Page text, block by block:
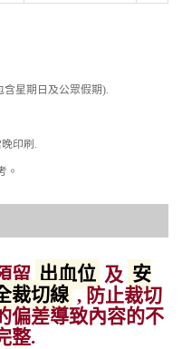
星期日及公眾假期).
印刷.
。
留 出血位 及 安
裁切線, 防止裁切
偏差導致內容的不
整.